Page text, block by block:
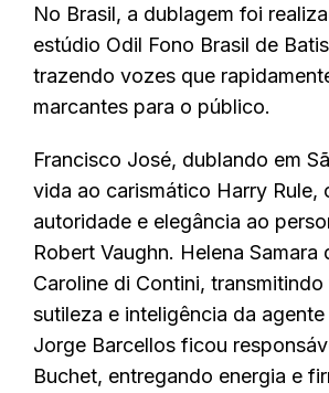
No Brasil, a dublagem foi
estúdio Odil Fono Brasil de
trazendo vozes que
marcantes para o público.
Francisco José, dublando em
vida ao carismático Harry Rule,
autoridade e elegância ao
Robert Vaughn. Helena Samara
Caroline di Contini, transmitindo
sutileza e inteligência da
Jorge Barcellos ficou
Buchet, entregando energia e